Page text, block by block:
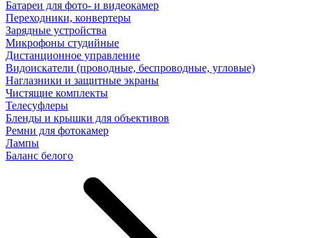
Батареи для фото- и видеокамер
Переходники, конвертеры
Зарядные устройства
Микрофоны студийные
Дистанционное управление
Видоискатели (проводные, беспроводные, угловые)
Наглазники и защитные экраны
Чистящие комплекты
Телесуфлеры
Бленды и крышки для объективов
Ремни для фотокамер
Лампы
Баланс белого